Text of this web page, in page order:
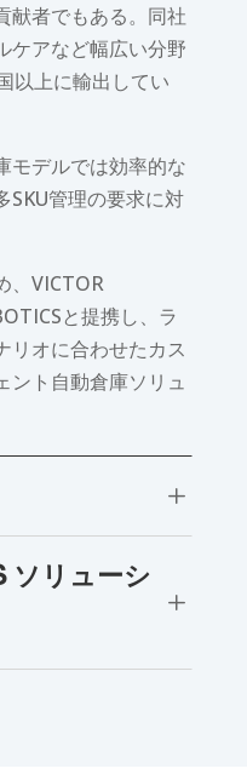
献者でもある。同社
ケアなど幅広い分野
以上に輸出してい
モデルでは効率的な
SKU管理の要求に対
、VICTOR
と提携し、ラ
リオに合わせたカス
ント自動倉庫ソリュ
L
ソリューシ
L